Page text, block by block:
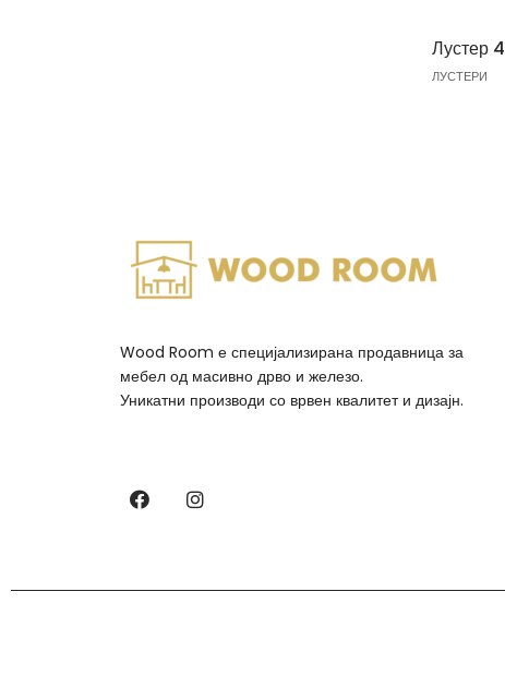
Лустер 4
ЛУСТЕРИ
Wood Room е специјализирана продавница за
мебел од масивно дрво и железо.
Уникатни производи со врвен квалитет и дизајн.